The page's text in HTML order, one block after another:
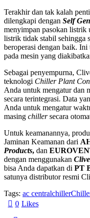
Terakhir dan tak kalah
dilengkapi dengan Self
menyimpan pasokan listrik
listrik tidak stabil sehingga
beroperasi dengan baik.
pada mesin yang
Sebagai penyempurna,
teknologi Chiller Plant
Anda untuk mengatur dan
secara terintegrasi. Data
Anda untuk mengatur
masing chillersecara
Untuk keamanannya,
Jaminan Keamanan dari
Products, dan
dengan menggunakan
bisa Anda dapatkan di PT
satunya distributor resmi
Tags: ac centralchiller
0 Likes